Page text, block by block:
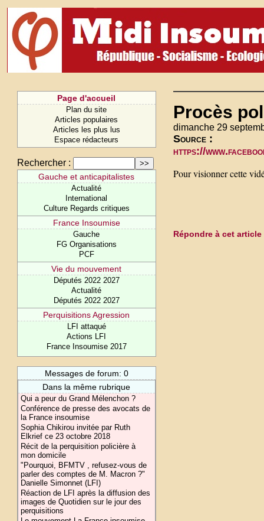
Page d'accueil
Plan du site
Articles populaires
Articles les plus lus
Espace rédacteurs
Rechercher :
Gauche et anticapitalistes
Actualité
International
Culture Regards critiques
France Insoumise
Gauche
FG Organisations
PCF
Vie du mouvement
Députés 2022 2027
Actualité
Députés 2022 2027
Perquisitions Agression
LFI attaqué
Actions LFI
France Insoumise 2017
Messages de forum: 0
Dans la même rubrique
Qui a peur du Grand Mélenchon ?
Conférence de presse des avocats de
la France insoumise
Sophia Chikirou invitée par Ruth
Elkrief ce 23 octobre 2018
Récit de la perquisition policière à
mon domicile
"Pourquoi, BFMTV , refusez-vous de
parler des comptes de M. Macron ?"
Danielle Simonnet (LFI)
Réaction de LFI après la diffusion des
images de Quotidien sur le jour des
perquisitions
Procès
dimanche 29
Source :
https://
Pour visionner cette
Répondre à cet article